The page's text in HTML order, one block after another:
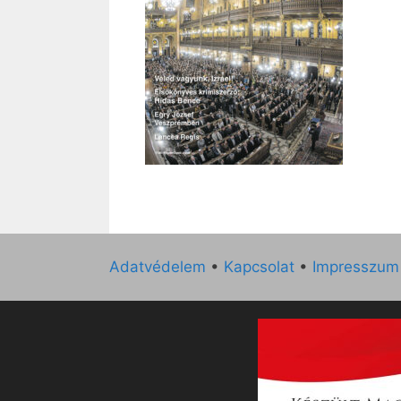
Adatvédelem • Kapcsolat • Impresszum